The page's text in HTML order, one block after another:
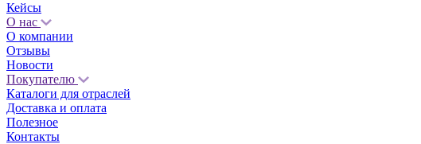
Кейсы
О нас
О компании
Отзывы
Новости
Покупателю
Каталоги для отраслей
Доставка и оплата
Полезное
Контакты